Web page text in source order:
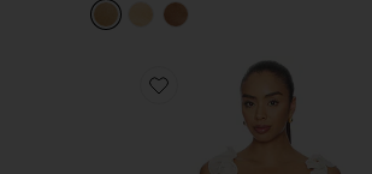
Favorite Ilaria Top